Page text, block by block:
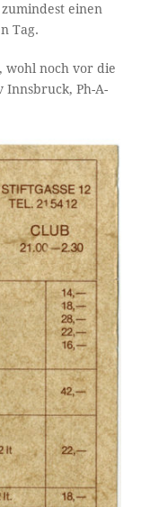
einen
Tag.
wohl noch vor die
Innsbruck, Ph-A-